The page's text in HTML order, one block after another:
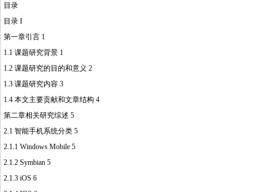
目录
目录 I
第一章引言 1
1.1 课题研究背景 1
1.2 课题研究的目的和意义 2
1.3 课题研究内容 3
1.4 本文主要贡献和文章结构 4
第二章相关研究综述 5
2.1 智能手机系统分类 5
2.1.1 Windows Mobile 5
2.1.2 Symbian 5
2.1.3 iOS 6